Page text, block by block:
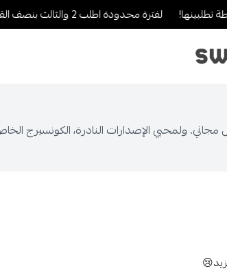
لفترة محدودة اطلب 2 والثالث بنصف القيمة..لا يطوفك العرض!
مجاني. ولمحبي الإصدارات النادرة، الكونسيرج